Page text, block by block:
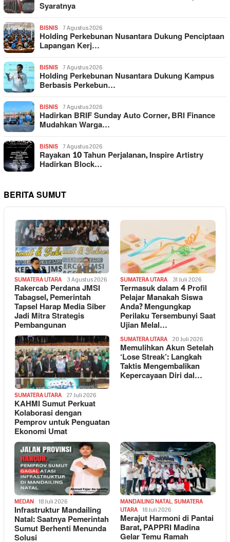
Syaratnya
BISNIS 7 Agustus 2026
Holding Perkebunan Nusantara Dukung Penciptaan
Lapangan Kerj…
BISNIS 7 Agustus 2026
Holding Perkebunan Nusantara Dukung Kampus
Berbasis Perkebun…
BISNIS 7 Agustus 2026
Hadirkan BRIF Sunday Auto Corner, BRI Finance
Mudahkan Warga…
BISNIS 7 Agustus 2026
Rayakan 10 Tahun Perjalanan, Inspire Artistry
Hadirkan Block…
BERITA SUMUT
SUMATERA UTARA 3 Agustus 2026
Rakercab Perdana JMSI
Tabagsel, Pemerintah
Tapsel Harap Media Siber
Jadi Mitra Strategis
Pembangunan
SUMATERA UTARA 31 Juli 2026
Termasuk dalam 4 Profil
Pelajar Manakah Siswa
Anda? Mengungkap
Perilaku Tersembunyi Saat
Ujian Melal…
SUMATERA UTARA 27 Juli 2026
KAHMI Sumut Perkuat
Kolaborasi dengan
Pemprov untuk Penguatan
Ekonomi Umat
SUMATERA UTARA 20 Juli 2026
Memulihkan Akun Setelah
‘Lose Streak’: Langkah
Taktis Mengembalikan
Kepercayaan Diri dal…
MEDAN 18 Juli 2026
Infrastruktur Mandailing
Natal: Saatnya Pemerintah
Sumut Berhenti Menunda
Solusi
MANDAILING NATAL, SUMATERA
UTARA
18 Juli 2026
Merajut Harmoni di Pantai
Barat, PAPPRI Madina
Gelar Temu Ramah